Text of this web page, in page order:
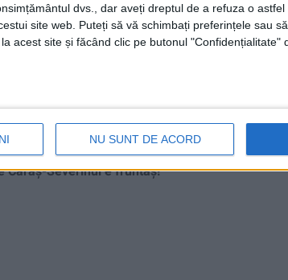
dvs., dar aveți dreptul de a refuza o
site web. Puteți să vă schimbați preferințele sau
acest site și făcând clic pe butonul "Confidențialitate"
NU SUNT DE ACORD
pe pădurile
să afle cine și ce mai taie din ele, ci din
Caraș-Severinul e fruntaș!